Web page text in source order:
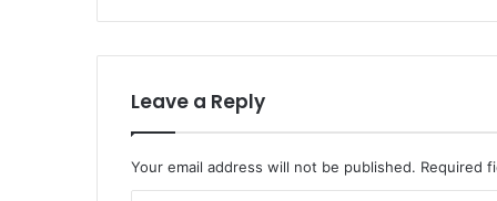
Leave a Reply
Your email address will not be published. Required